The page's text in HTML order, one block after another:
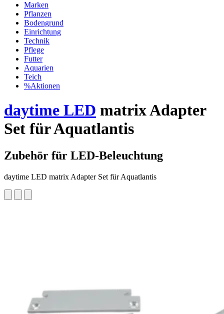
Marken
Pflanzen
Bodengrund
Einrichtung
Technik
Pflege
Futter
Aquarien
Teich
%Aktionen
daytime LED matrix Adapter
Set für Aquatlantis
Zubehör für LED-Beleuchtung
daytime LED matrix Adapter Set für Aquatlantis